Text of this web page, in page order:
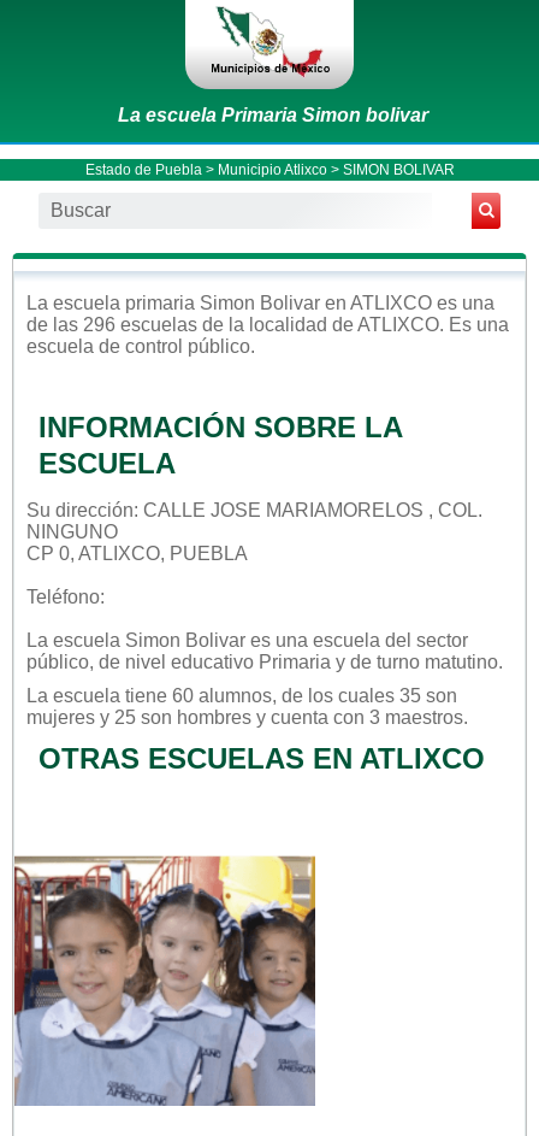
La escuela Primaria Simon bolivar
Estado de Puebla > Municipio Atlixco> SIMON BOLIVAR
La escuela primaria Simon Bolivar en ATLIXCO es una
de las 296 escuelas de la localidad deATLIXCO. Es una
escuela de control público.
INFORMACIÓN SOBRE LA
ESCUELA
Su dirección: CALLE JOSE MARIAMORELOS , COL.
NINGUNO
CP 0, ATLIXCO, PUEBLA
Teléfono:
La escuela Simon Bolivar es una escuela del sector
público, de nivel educativo Primaria y de turno matutino.
La escuela tiene 60 alumnos, de los cuales 35 son
mujeres y 25 son hombres y cuenta con 3 maestros.
OTRAS ESCUELAS EN ATLIXCO